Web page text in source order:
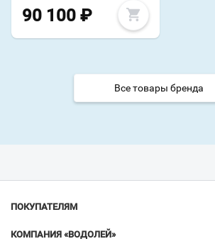
90 100 ₽
Все товары бренда
ПОКУПАТЕЛЯМ
КОМПАНИЯ «ВОДОЛЕЙ»